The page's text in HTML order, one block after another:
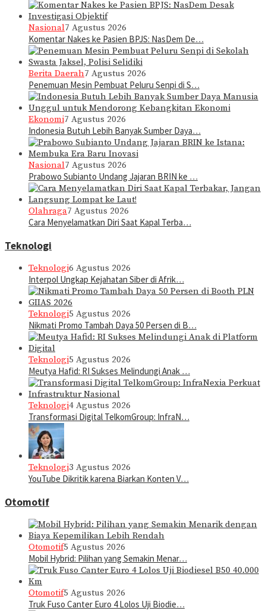
Nasional7 Agustus 2026
Komentar Nakes ke Pasien BPJS: NasDem De…
Berita Daerah7 Agustus 2026
Penemuan Mesin Pembuat Peluru Senpi di S…
Ekonomi7 Agustus 2026
Indonesia Butuh Lebih Banyak Sumber Daya…
Nasional7 Agustus 2026
Prabowo Subianto Undang Jajaran BRIN ke …
Olahraga7 Agustus 2026
Cara Menyelamatkan Diri Saat Kapal Terba…
Teknologi
Teknologi6 Agustus 2026
Interpol Ungkap Kejahatan Siber di Afrik…
Teknologi5 Agustus 2026
Nikmati Promo Tambah Daya 50 Persen di B…
Teknologi5 Agustus 2026
Meutya Hafid: RI Sukses Melindungi Anak …
Teknologi4 Agustus 2026
Transformasi Digital TelkomGroup: InfraN…
Teknologi3 Agustus 2026
YouTube Dikritik karena Biarkan Konten V…
Otomotif
Otomotif5 Agustus 2026
Mobil Hybrid: Pilihan yang Semakin Menar…
Otomotif5 Agustus 2026
Truk Fuso Canter Euro 4 Lolos Uji Biodie…